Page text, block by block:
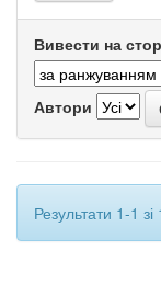
Вивести на
Автори
Результати 1-1